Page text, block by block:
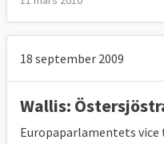
18 september 2009
Wallis:
Europaparlamentets